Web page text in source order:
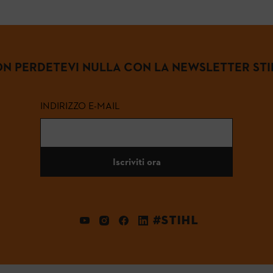
PERDETEVI NULLA CON LA NEWSLETTER
INDIRIZZO E-MAIL
Iscriviti ora
#STIHL